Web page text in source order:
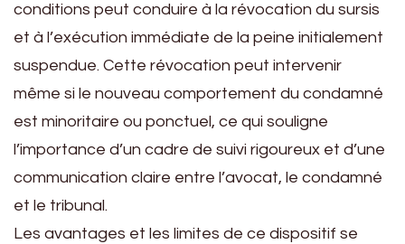
conditions peut conduire à la révocation du sursis
et à l’exécution immédiate de la peine initialement
suspendue. Cette révocation peut intervenir
même si le nouveau comportement du condamné
est minoritaire ou ponctuel, ce qui souligne
l’importance d’un cadre de suivi rigoureux et d’une
communication claire entre l’avocat, le condamné
et le tribunal.
Les avantages et les limites de ce dispositif se